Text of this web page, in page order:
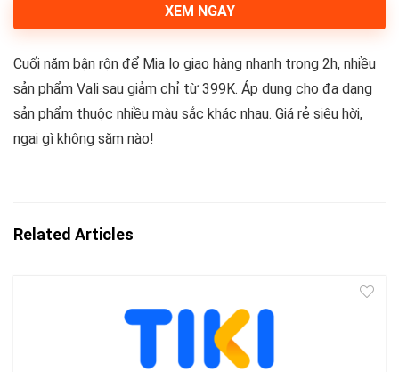
XEM NGAY
Cuối năm bận rộn để Mia lo giao hàng nhanh trong 2h, nhiều
sản phẩm Vali sau giảm chỉ từ 399K. Áp dụng cho đa dạng
sản phẩm thuộc nhiều màu sắc khác nhau. Giá rẻ siêu hời,
ngai gì không săm nào!
Related Articles